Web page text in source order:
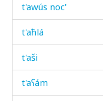
t'awús noc'
t'aħlá
t'aši
t'aʕám